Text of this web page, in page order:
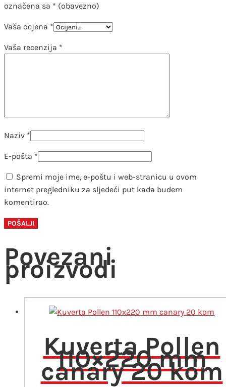
označena sa * (obavezno)
Vaša ocjena *
Vaša recenzija *
Naziv *
E-pošta *
Spremi moje ime, e-poštu i web-stranicu u ovom
internet pregledniku za sljedeći put kada budem
komentirao.
Povezani
proizvodi
Kuverta Pollen
110×220 mm
canary 20 kom